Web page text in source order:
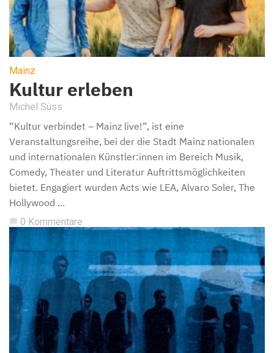
Mainz
Kultur erleben
Michel Süss
“Kultur verbindet – Mainz live!“, ist eine
Veranstaltungsreihe, bei der die Stadt Mainz nationalen
und internationalen Künstler:innen im Bereich Musik,
Comedy, Theater und Literatur Auftrittsmöglichkeiten
bietet. Engagiert wurden Acts wie LEA, Alvaro Soler, The
Hollywood ...
0 Kommentare